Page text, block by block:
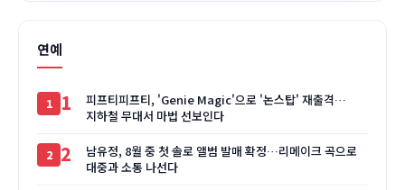
연예
1
피프티피프티, 'Genie Magic'으로 '논스탑' 재출격…
지하철 무대서 마법 선보인다
2
남유정, 8월 중 첫 솔로 앨범 발매 확정…리메이크 곡으로
대중과 소통 나선다